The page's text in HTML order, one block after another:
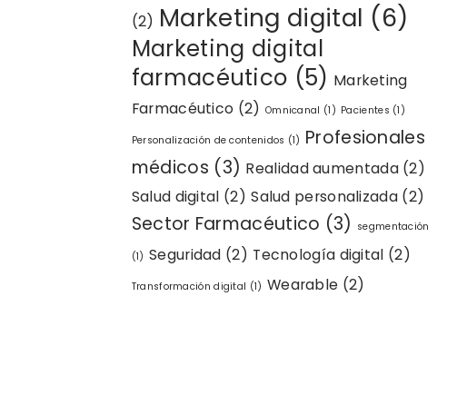
(2) Marketing digital (6)
Marketing digital
farmacéutico (5) Marketing
Farmacéutico (2) Omnicanal (1) Pacientes (1)
Personalización de contenidos (1) Profesionales
médicos (3) Realidad aumentada(2)
Salud digital (2) Salud personalizada(2)
Sector Farmacéutico (3) segmentación
(1) Seguridad (2) Tecnología digital (2)
Transformación digital (1) Wearable (2)